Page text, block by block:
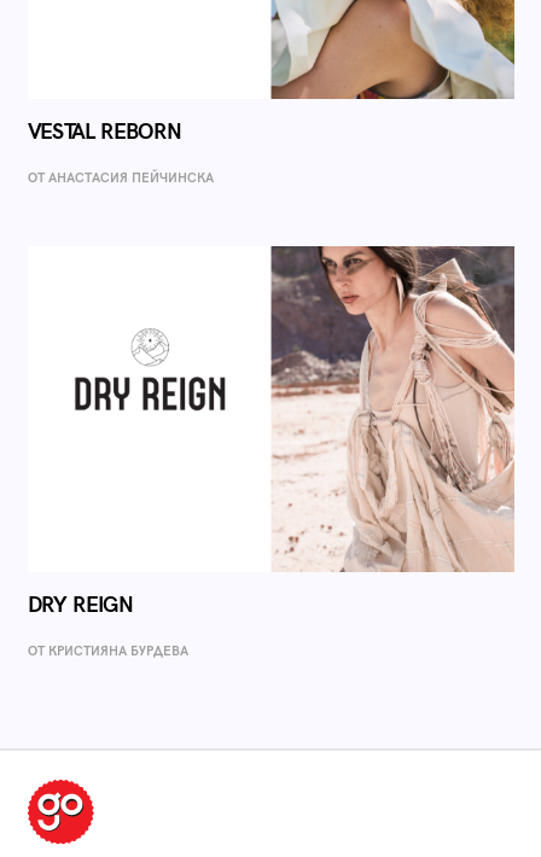
VESTAL REBORN
ОТ AНАСТАСИЯ ПЕЙЧИНСКА
DRY REIGN
ОТ КРИСТИЯНА БУРДЕВА